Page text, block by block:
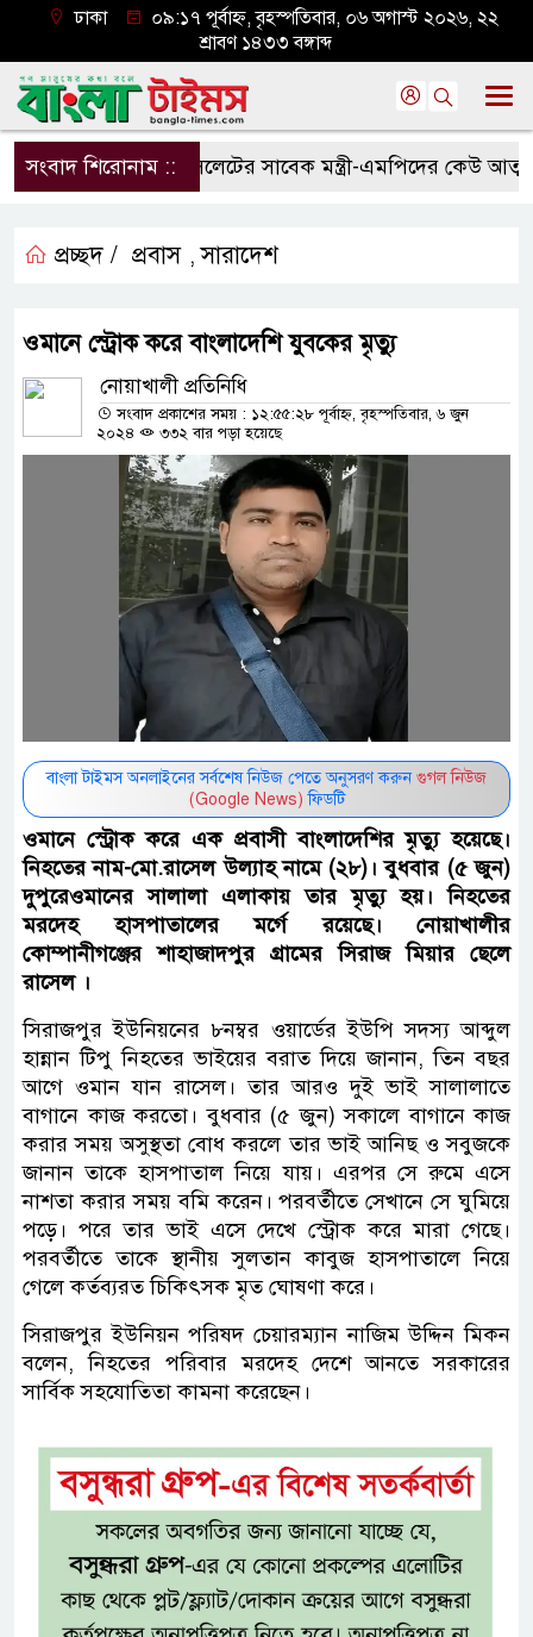
ঢাকা
০৯:১৭ পূর্বাহ্ন, বৃহস্পতিবার, ০৬ অগাস্ট ২০২৬, ২২
শ্রাবণ ১৪৩৩ বঙ্গাব্দ
সংবাদ শিরোনাম ::সিলেটের সাবেক মন্ত্রী-এমপিদের কেউ
প্রচ্ছদ / প্রবাস ,সারাদেশ
ওমানে স্ট্রোক করে বাংলাদেশি যুবকের মৃত্যু
নোয়াখালী প্রতিনিধি
সংবাদ প্রকাশের সময় : ১২:৫৫:২৮ পূর্বাহ্ন, বৃহস্পতিবার, ৬ জুন
২০২৪
৩৩২ বার পড়া হয়েছে
বাংলা টাইমস অনলাইনের সর্বশেষ নিউজ পেতে অনুসরণ করুন গুগল নিউজ
(Google News) ফিডটি
ওমানে স্ট্রোক করে এক প্রবাসী বাংলাদেশির মৃত্যু হয়েছে।
নিহতের নাম-মো.রাসেল উল্যাহ নামে (২৮)। বুধবার (৫ জুন)
দুপুরেওমানের সালালা এলাকায় তার মৃত্যু হয়। নিহতের
মরদেহ হাসপাতালের মর্গে রয়েছে। নোয়াখালীর
কোম্পানীগঞ্জের শাহাজাদপুর গ্রামের সিরাজ মিয়ার ছেলে
রাসেল ।
সিরাজপুর ইউনিয়নের ৮নম্বর ওয়ার্ডের ইউপি সদস্য আব্দুল
হান্নান টিপু নিহতের ভাইয়ের বরাত দিয়ে জানান, তিন বছর
আগে ওমান যান রাসেল। তার আরও দুই ভাই সালালাতে
বাগানে কাজ করতো। বুধবার (৫ জুন) সকালে বাগানে কাজ
করার সময় অসুস্থতা বোধ করলে তার ভাই আনিছ ও সবুজকে
জানান তাকে হাসপাতাল নিয়ে যায়। এরপর সে রুমে এসে
নাশতা করার সময় বমি করেন। পরবর্তীতে সেখানে সে ঘুমিয়ে
পড়ে। পরে তার ভাই এসে দেখে স্ট্রোক করে মারা গেছে।
পরবর্তীতে তাকে স্থানীয় সুলতান কাবুজ হাসপাতালে নিয়ে
গেলে কর্তব্যরত চিকিৎসক মৃত ঘোষণা করে।
সিরাজপুর ইউনিয়ন পরিষদ চেয়ারম্যান নাজিম উদ্দিন মিকন
বলেন, নিহতের পরিবার মরদেহ দেশে আনতে সরকারের
সার্বিক সহযোতিতা কামনা করেছেন।